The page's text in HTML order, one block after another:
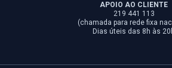
APOIO AO CLIENTE
219 441 113
(chamada para rede fixa
Dias úteis das 8h às